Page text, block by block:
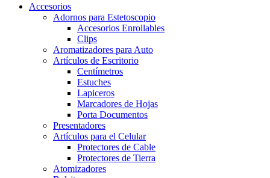
Accesorios
Adornos para Estetoscopio
Accesorios Enrollables
Clips
Aromatizadores para Auto
Artículos de Escritorio
Centímetros
Estuches
Lapiceros
Marcadores de Hojas
Porta Documentos
Presentadores
Artículos para el Celular
Protectores de Cable
Protectores de Tierra
Atomizadores